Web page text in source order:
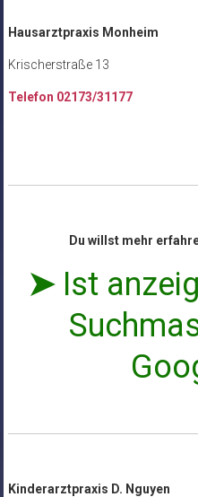
Hausarztpraxis Monheim
Krischerstraße 13
Telefon 02173/31177
Du willst mehr
➤ Ist
Kinderarztpraxis D. Nguyen